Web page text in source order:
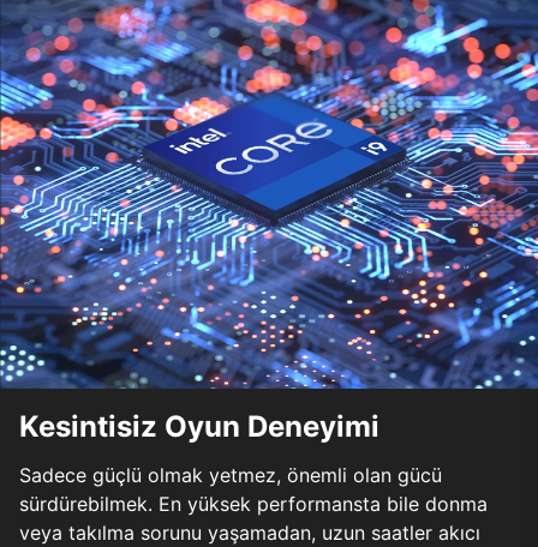
Kesintisiz Oyun Deneyimi
Sadece güçlü olmak yetmez, önemli olan gücü
sürdürebilmek. En yüksek performansta bile donma
veya takılma sorunu yaşamadan, uzun saatler akıcı